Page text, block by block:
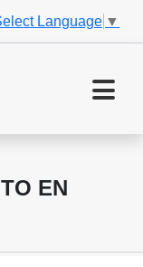
Language ▼
EN